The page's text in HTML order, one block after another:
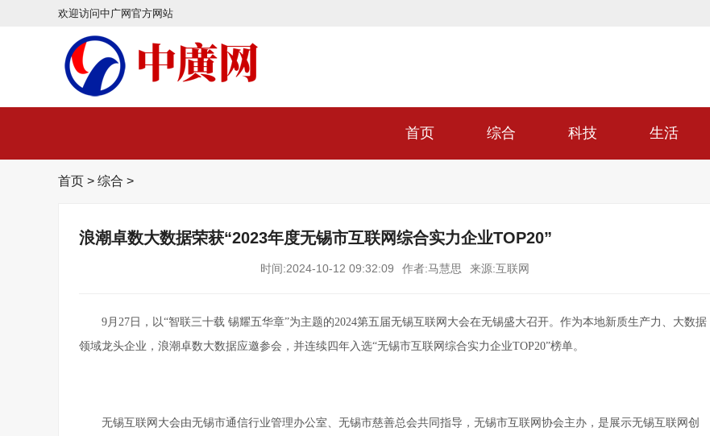
欢迎访问中广网官方网站
首页 综合 科技 生活
首页 > 综合 >
浪潮卓数大数据荣获“2023年度无锡市互联网综合实力企业TOP20”
时间:2024-10-12 09:32:09 作者:马慧思 来源:互联网
9月27日，以“智联三十载 锡耀五华章”为主题的2024第五届无锡互联网大会在无锡盛大召开。作为本地新质生产力、大数据
领域龙头企业，浪潮卓数大数据应邀参会，并连续四年入选“无锡市互联网综合实力企业TOP20”榜单。
无锡互联网大会由无锡市通信行业管理办公室、无锡市慈善总会共同指导，无锡市互联网协会主办，是展示无锡互联网创